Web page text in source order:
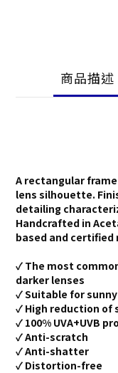
商品描述
A rectangular
lens silhouette.
detailing
Handcrafted in
based and
✓ The most
darker lenses
✓ Suitable for
✓ High reduction of
✓ 100% UVA+UVB
✓ Anti-scratch
✓ Anti-shatter
✓ Distortion-free